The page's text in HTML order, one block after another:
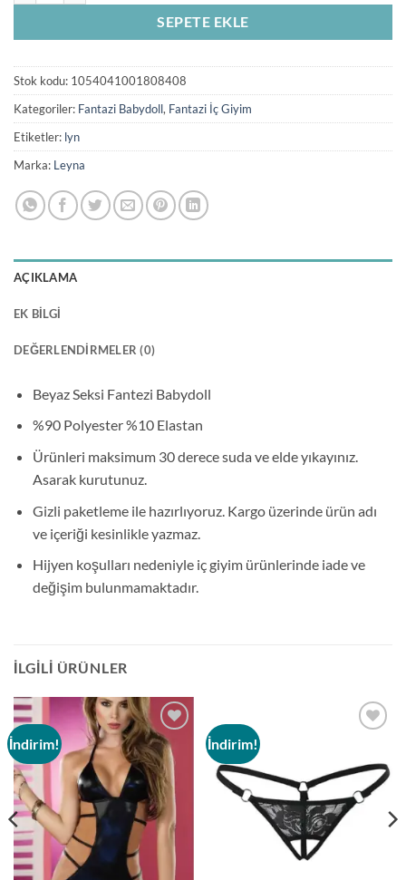
SEPETE EKLE
Stok kodu: 1054041001808408
Kategoriler: Fantazi Babydoll, Fantazi İç Giyim
Etiketler: lyn
Marka: Leyna
AÇIKLAMA
EK BILGI
DEĞERLENDIRMELER (0)
Beyaz Seksi Fantezi Babydoll
%90 Polyester %10 Elastan
Ürünleri maksimum 30 derece suda ve elde yıkayınız.
Asarak kurutunuz.
Gizli paketleme ile hazırlıyoruz. Kargo üzerinde ürün adı
ve içeriği kesinlikle yazmaz.
Hijyen koşulları nedeniyle iç giyim ürünlerinde iade ve
değişim bulunmamaktadır.
İLGILI ÜRÜNLER
İndirim!
Add to
wishlist
İndirim!